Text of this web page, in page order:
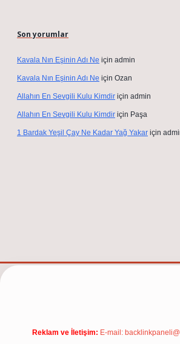
Son yorumlar
Kavala Nın Eşinin Adı Ne için admin
Kavala Nın Eşinin Adı Ne için Ozan
Allahın En Sevgili Kulu Kimdir için admin
Allahın En Sevgili Kulu Kimdir için Paşa
1 Bardak Yeşil Çay Ne Kadar Yağ Yakar için
Reklam ve İletişim: E-mail: